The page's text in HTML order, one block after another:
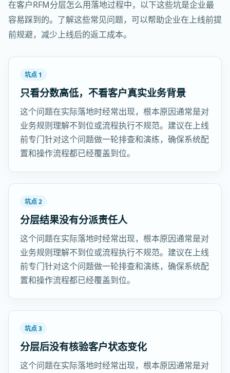
在客户RFM分层怎么用落地过程中，以下这些坑是企业最
容易踩到的。了解这些常见问题，可以帮助企业在上线前提
前规避，减少上线后的返工成本。
坑点 1
只看分数高低，不看客户真实业务背景
这个问题在实际落地时经常出现，根本原因通常是对
业务规则理解不到位或流程执行不规范。建议在上线
前专门针对这个问题做一轮排查和演练，确保系统配
置和操作流程都已经覆盖到位。
坑点 2
分层结果没有分派责任人
这个问题在实际落地时经常出现，根本原因通常是对
业务规则理解不到位或流程执行不规范。建议在上线
前专门针对这个问题做一轮排查和演练，确保系统配
置和操作流程都已经覆盖到位。
坑点 3
分层后没有核验客户状态变化
这个问题在实际落地时经常出现，根本原因通常是对